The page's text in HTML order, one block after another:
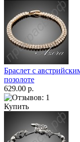
Браслет с
позолоте
629.00 р.
Купить